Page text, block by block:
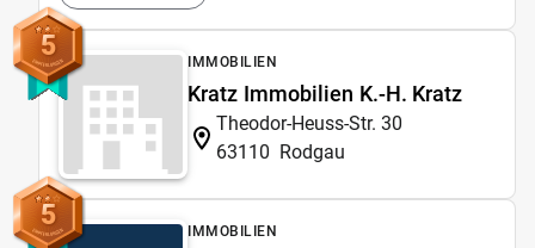
5 IMMOBILIEN
Kratz Immobilien K.-H. Kratz
Theodor-Heuss-Str. 30
63110 Rodgau
5 IMMOBILIEN